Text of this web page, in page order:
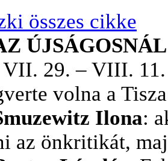
összes cikke
ÚJSÁGOSNÁL
29. – VIII. 11.
volna a
Ilona:
az önkritikát,